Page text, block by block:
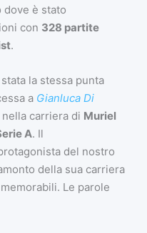
dove è stato
con 328 partite
.
la stessa punta
a Gianluca Di
nella carriera di Muriel
A. Il
del nostro
della sua carriera
Le parole